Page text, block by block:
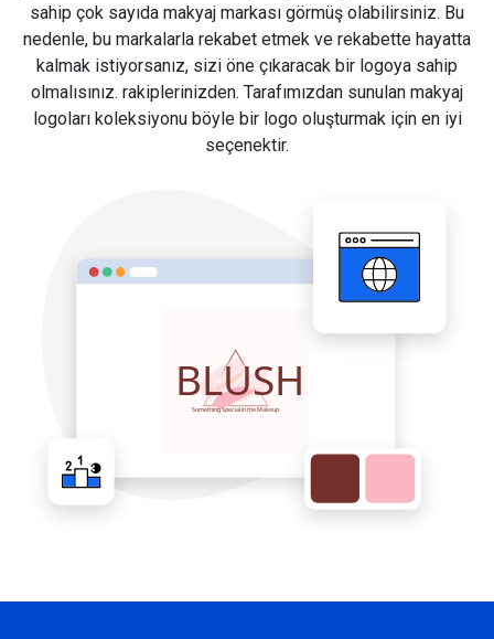
sahip çok sayıda makyaj markası görmüş olabilirsiniz. Bu
nedenle, bu markalarla rekabet etmek ve rekabette hayatta
kalmak istiyorsanız, sizi öne çıkaracak bir logoya sahip
olmalısınız. rakiplerinizden. Tarafımızdan sunulan makyaj
logoları koleksiyonu böyle bir logo oluşturmak için en iyi
seçenektir.